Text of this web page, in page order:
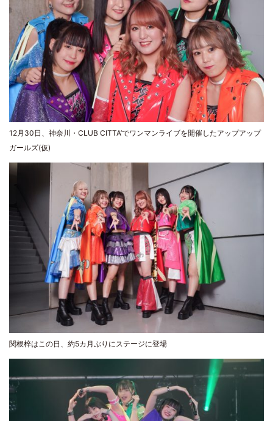
12月30日、神奈川・CLUB CITTA’でワンマンライブを開催したアップアップ
ガールズ(仮)
関根梓はこの日、約5カ月ぶりにステージに登場